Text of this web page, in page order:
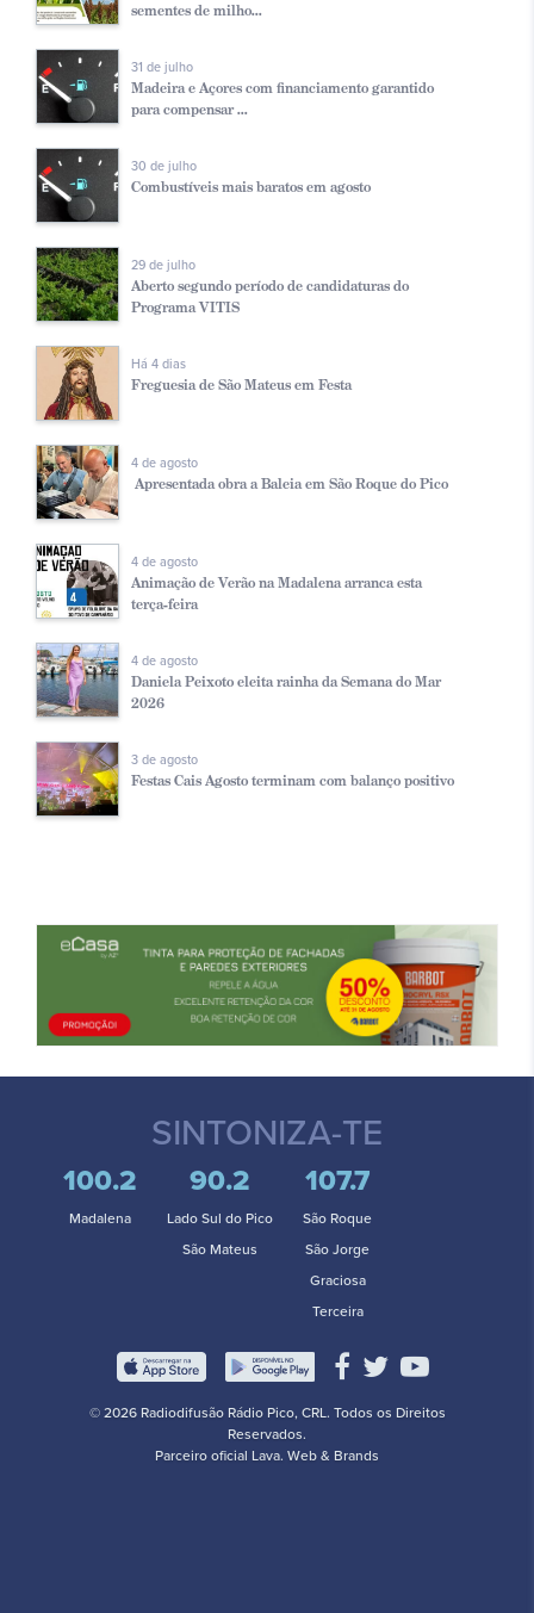
sementes de milho...
31 de julho
Madeira e Açores com financiamento garantido
para compensar ...
30 de julho
Combustíveis mais baratos em agosto
29 de julho
Aberto segundo período de candidaturas do
Programa VITIS
Há 4 dias
Freguesia de São Mateus em Festa
4 de agosto
Apresentada obra a Baleia em São Roque do Pico
4 de agosto
Animação de Verão na Madalena arranca esta
terça-feira
4 de agosto
Daniela Peixoto eleita rainha da Semana do Mar
2026
3 de agosto
Festas Cais Agosto terminam com balanço positivo
SINTONIZA-TE
100.2
Madalena
90.2
Lado Sul do Pico
São Mateus
107.7
São Roque
São Jorge
Graciosa
Terceira
© 2026 Radiodifusão Rádio Pico, CRL. Todos os Direitos
Reservados.
Parceiro oficial Lava. Web & Brands